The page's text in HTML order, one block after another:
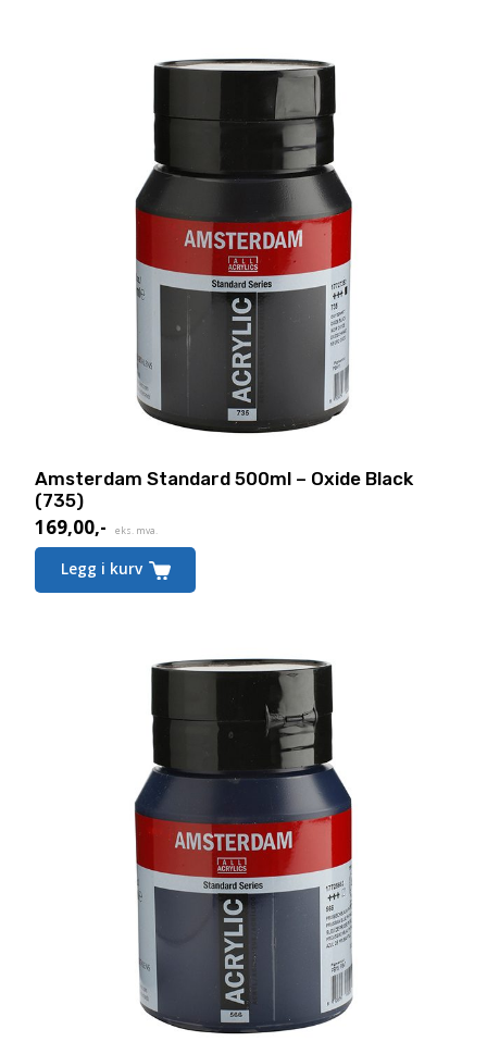
Amsterdam Standard 500ml – Oxide Black
(735)
169,00,- eks. mva.
Legg i kurv